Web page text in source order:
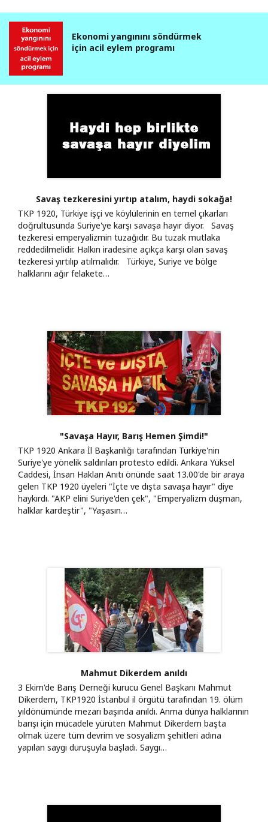
Ekonomi yangınını söndürmek
için acil eylem programı
Savaş tezkeresini yırtıp atalım, haydi sokağa!
TKP 1920, Türkiye işçi ve köylülerinin en temel çıkarları
doğrultusunda Suriye'ye karşı savaşa hayır diyor. Savaş
tezkeresi emperyalizmin tuzağıdır. Bu tuzak mutlaka
reddedilmelidir. Halkın iradesine açıkça karşı olan savaş
tezkeresi yırtılıp atılmalıdır. Türkiye, Suriye ve bölge
halklarını ağır felakete…
"Savaşa Hayır, Barış Hemen Şimdi!"
TKP 1920 Ankara İl Başkanlığı tarafından Türkiye'nin
Suriye'ye yönelik saldırıları protesto edildi. Ankara Yüksel
Caddesi, İnsan Hakları Anıtı önünde saat 13.00'de bir araya
gelen TKP 1920 üyeleri "İçte ve dışta savaşa hayır" diye
haykırdı. "AKP elini Suriye'den çek", "Emperyalizm düşman,
halklar kardeştir", "Yaşasın…
Mahmut Dikerdem anıldı
3 Ekim'de Barış Derneği kurucu Genel Başkanı Mahmut
Dikerdem, TKP1920 İstanbul il örgütü tarafından 19. ölüm
yıldönümünde mezarı başında anıldı. Anma dünya halklarının
barışı için mücadele yürüten Mahmut Dikerdem başta
olmak üzere tüm devrim ve sosyalizm şehitleri adına
yapılan saygı duruşuyla başladı. Saygı…